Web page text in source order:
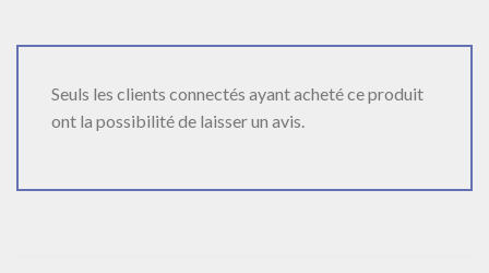
Seuls les clients connectés ayant acheté ce produit
ont la possibilité de laisser un avis.